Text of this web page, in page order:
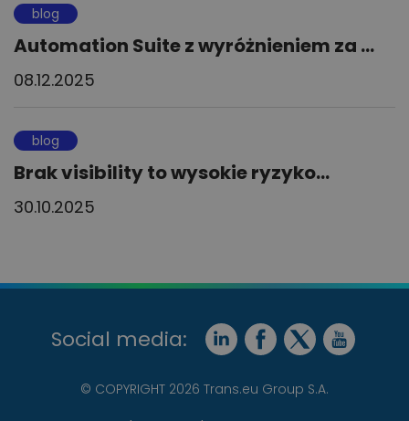
blog
Automation Suite z wyróżnieniem za ...
08.12.2025
blog
Brak visibility to wysokie ryzyko...
30.10.2025
Social media:
© COPYRIGHT 2026 Trans.eu Group S.A.